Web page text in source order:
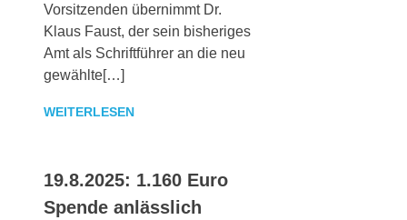
Vorsitzenden übernimmt Dr.
Klaus Faust, der sein bisheriges
Amt als Schriftführer an die neu
gewählte[…]
WEITERLESEN
19.8.2025: 1.160 Euro
Spende anlässlich